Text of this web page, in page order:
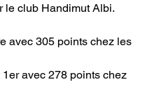
le club Handimut Albi.
avec 305 points chez les
avec 278 points chez